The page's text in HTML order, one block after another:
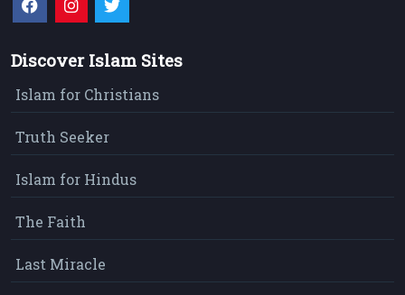
Discover Islam Sites
Islam for Christians
Truth Seeker
Islam for Hindus
The Faith
Last Miracle